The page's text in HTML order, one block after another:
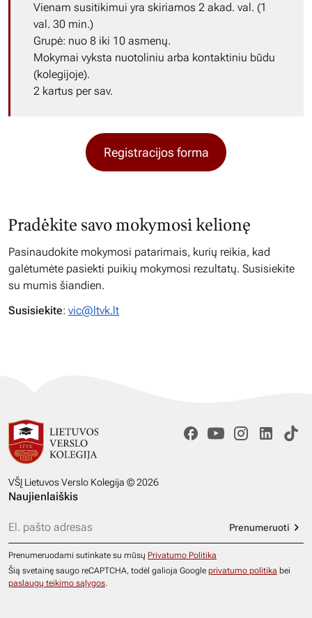
Vienam susitikimui yra skiriamos 2 akad. val. (1
val. 30 min.)
Grupė: nuo 8 iki 10 asmenų.
Mokymai vyksta nuotoliniu arba kontaktiniu būdu
(kolegijoje).
2 kartus per sav.
Registracijos forma
Pradėkite savo mokymosi kelionę
Pasinaudokite mokymosi patarimais, kurių reikia, kad
galėtumėte pasiekti puikių mokymosi rezultatų. Susisiekite
su mumis šiandien.
Susisiekite: vic@ltvk.lt
VŠĮ Lietuvos Verslo Kolegija © 2026
Naujienlaiškis
Prenumeruoti
Prenumeruodami sutinkate su mūsų Privatumo Politika
Šią svetainę saugo reCAPTCHA, todėl galioja Google privatumo politika bei
paslaugų teikimo sąlygos.